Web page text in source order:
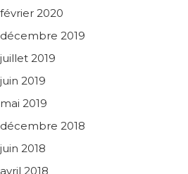
février 2020
décembre 2019
juillet 2019
juin 2019
mai 2019
décembre 2018
juin 2018
avril 2018